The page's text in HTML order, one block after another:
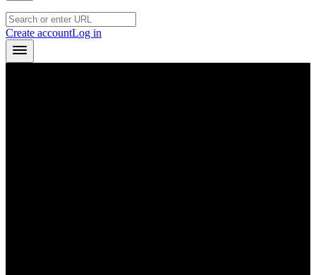
Create accountLog in